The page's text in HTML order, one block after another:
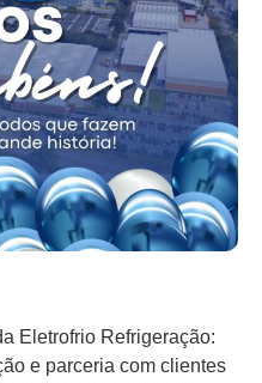
Eletrofrio Refrigeração:
e parceria com clientes